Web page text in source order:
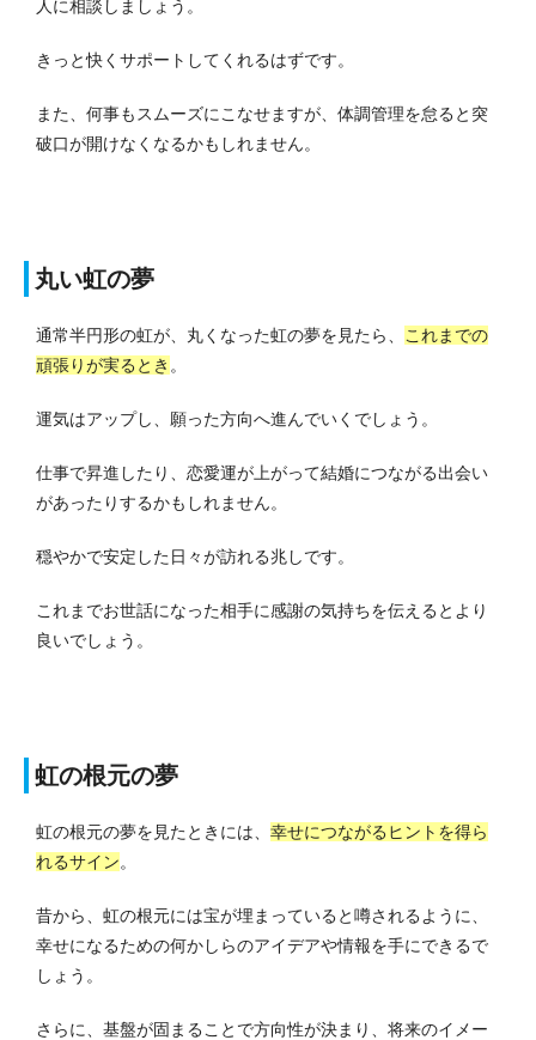
人に相談しましょう。
きっと快くサポートしてくれるはずです。
また、何事もスムーズにこなせますが、体調管理を怠ると突
破口が開けなくなるかもしれません。
丸い虹の夢
通常半円形の虹が、丸くなった虹の夢を見たら、
これまでの
頑張りが実るとき 。
運気はアップし、願った方向へ進んでいくでしょう。
仕事で昇進したり、恋愛運が上がって結婚につながる出会い
があったりするかもしれません。
穏やかで安定した日々が訪れる兆しです。
これまでお世話になった相手に感謝の気持ちを伝えるとより
良いでしょう。
虹の根元の夢
虹の根元の夢を見たときには、 幸せにつながるヒントを得ら
れるサイン。
昔から、虹の根元には宝が埋まっていると噂されるように、
幸せになるための何かしらのアイデアや情報を手にできるで
しょう。
さらに、基盤が固まることで方向性が決まり、将来のイメー